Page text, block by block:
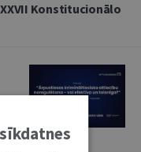
Konstitucionālo